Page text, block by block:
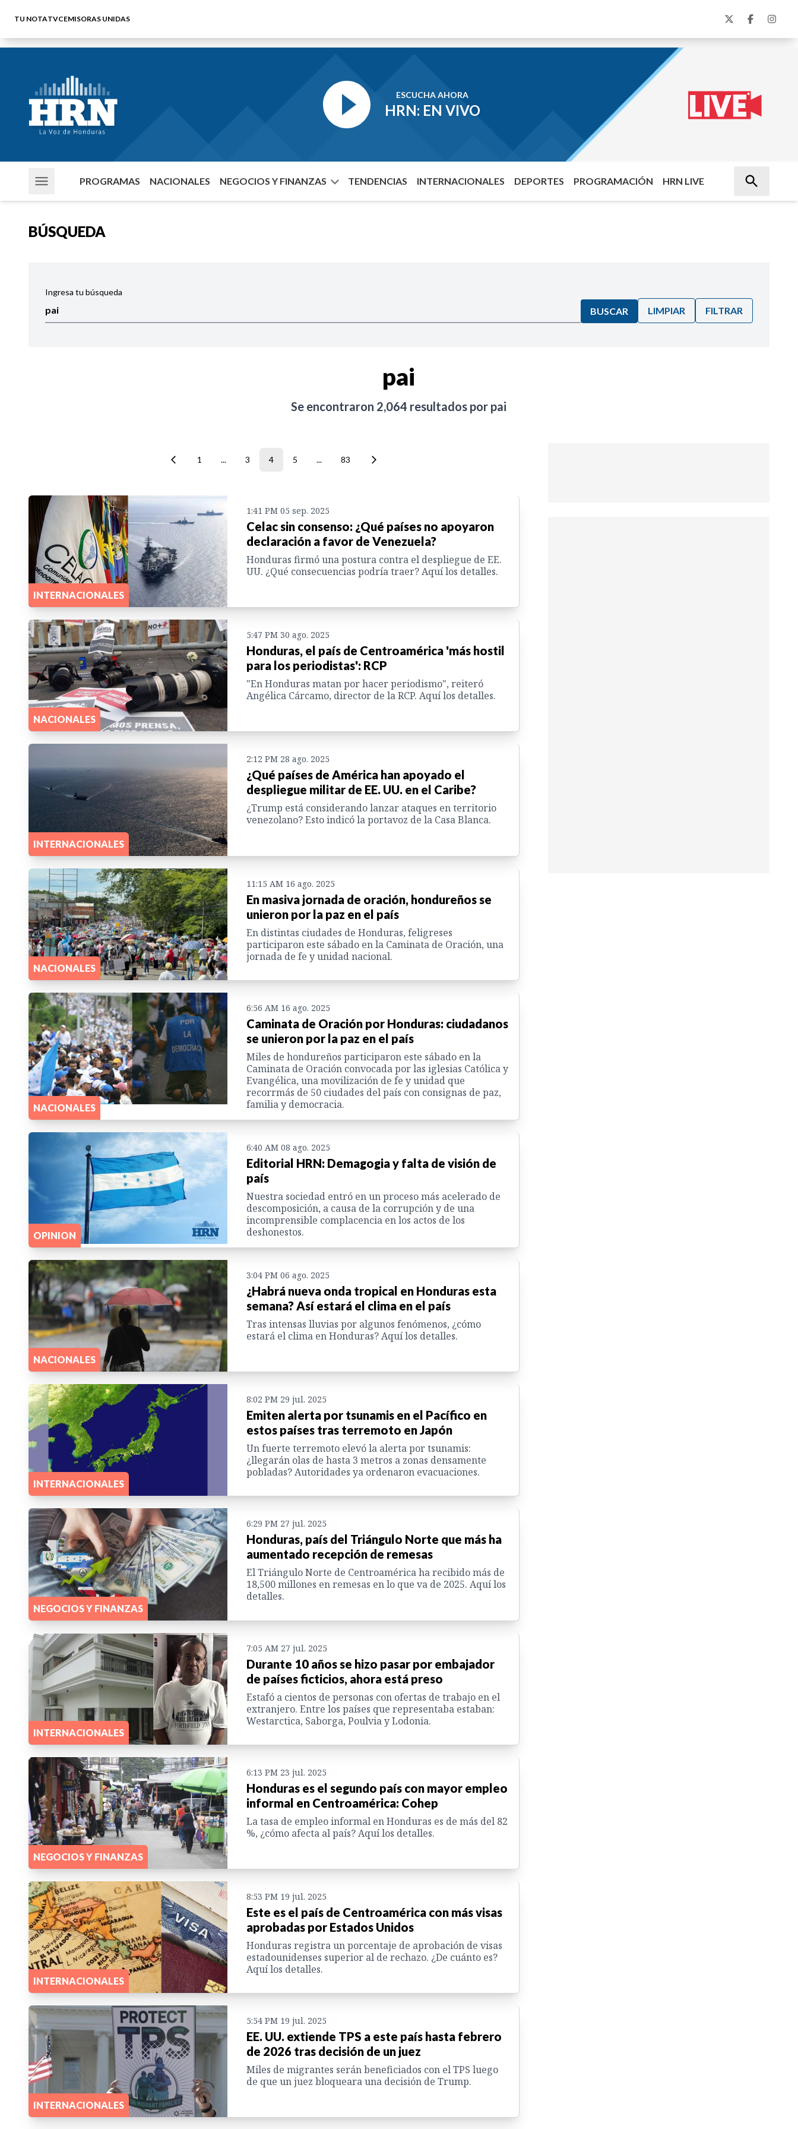
TU NOTATVCEMISORAS UNIDAS
ESCUCHA AHORA
HRN: EN VIVO
PROGRAMAS NACIONALES NEGOCIOS Y FINANZAS TENDENCIAS INTERNACIONALES DEPORTES PROGRAMACIÓN HRN LIVE
BÚSQUEDA
Ingresa tu búsqueda
BUSCAR LIMPIAR FILTRAR
pai
Se encontraron 2,064 resultados por pai
1 ... 3 4 5 ... 83
INTERNACIONALES
1:41 PM 05 sep. 2025
Celac sin consenso: ¿Qué países no apoyaron
declaración a favor de Venezuela?
Honduras firmó una postura contra el despliegue de EE.
UU. ¿Qué consecuencias podría traer? Aquí los detalles.
NACIONALES
5:47 PM 30 ago. 2025
Honduras, el país de Centroamérica 'más hostil
para los periodistas': RCP
"En Honduras matan por hacer periodismo", reiteró
Angélica Cárcamo, director de la RCP. Aquí los detalles.
INTERNACIONALES
2:12 PM 28 ago. 2025
¿Qué países de América han apoyado el
despliegue militar de EE. UU. en el Caribe?
¿Trump está considerando lanzar ataques en territorio
venezolano? Esto indicó la portavoz de la Casa Blanca.
NACIONALES
11:15 AM 16 ago. 2025
En masiva jornada de oración, hondureños se
unieron por la paz en el país
En distintas ciudades de Honduras, feligreses
participaron este sábado en la Caminata de Oración, una
jornada de fe y unidad nacional.
NACIONALES
6:56 AM 16 ago. 2025
Caminata de Oración por Honduras: ciudadanos
se unieron por la paz en el país
Miles de hondureños participaron este sábado en la
Caminata de Oración convocada por las iglesias Católica y
Evangélica, una movilización de fe y unidad que
recorrmás de 50 ciudades del país con consignas de paz,
familia y democracia.
OPINION
6:40 AM 08 ago. 2025
Editorial HRN: Demagogia y falta de visión de
país
Nuestra sociedad entró en un proceso más acelerado de
descomposición, a causa de la corrupción y de una
incomprensible complacencia en los actos de los
deshonestos.
NACIONALES
3:04 PM 06 ago. 2025
¿Habrá nueva onda tropical en Honduras esta
semana? Así estará el clima en el país
Tras intensas lluvias por algunos fenómenos, ¿cómo
estará el clima en Honduras? Aquí los detalles.
INTERNACIONALES
8:02 PM 29 jul. 2025
Emiten alerta por tsunamis en el Pacífico en
estos países tras terremoto en Japón
Un fuerte terremoto elevó la alerta por tsunamis:
¿llegarán olas de hasta 3 metros a zonas densamente
pobladas? Autoridades ya ordenaron evacuaciones.
NEGOCIOS Y FINANZAS
6:29 PM 27 jul. 2025
Honduras, país del Triángulo Norte que más ha
aumentado recepción de remesas
El Triángulo Norte de Centroamérica ha recibido más de
18,500 millones en remesas en lo que va de 2025. Aquí los
detalles.
INTERNACIONALES
7:05 AM 27 jul. 2025
Durante 10 años se hizo pasar por embajador
de países ficticios, ahora está preso
Estafó a cientos de personas con ofertas de trabajo en el
extranjero. Entre los países que representaba estaban:
Westarctica, Saborga, Poulvia y Lodonia.
NEGOCIOS Y FINANZAS
6:13 PM 23 jul. 2025
Honduras es el segundo país con mayor empleo
informal en Centroamérica: Cohep
La tasa de empleo informal en Honduras es de más del 82
%, ¿cómo afecta al país? Aquí los detalles.
INTERNACIONALES
8:53 PM 19 jul. 2025
Este es el país de Centroamérica con más visas
aprobadas por Estados Unidos
Honduras registra un porcentaje de aprobación de visas
estadounidenses superior al de rechazo. ¿De cuánto es?
Aquí los detalles.
INTERNACIONALES
5:54 PM 19 jul. 2025
EE. UU. extiende TPS a este país hasta febrero
de 2026 tras decisión de un juez
Miles de migrantes serán beneficiados con el TPS luego
de que un juez bloqueara una decisión de Trump.